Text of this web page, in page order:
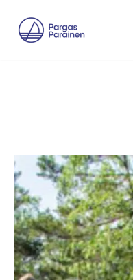
Siirry